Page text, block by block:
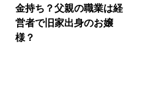
金持ち？父親の職業は経
営者で旧家出身のお嬢
様？